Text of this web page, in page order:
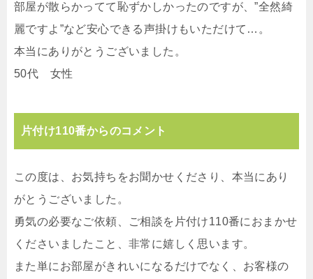
部屋が散らかってて恥ずかしかったのですが、”全然綺
麗ですよ”など安心できる声掛けもいただけて…。
本当にありがとうございました。
50代 女性
片付け110番からのコメント
この度は、お気持ちをお聞かせくださり、本当にあり
がとうございました。
勇気の必要なご依頼、ご相談を片付け110番におまかせ
くださいましたこと、非常に嬉しく思います。
また単にお部屋がきれいになるだけでなく、お客様の